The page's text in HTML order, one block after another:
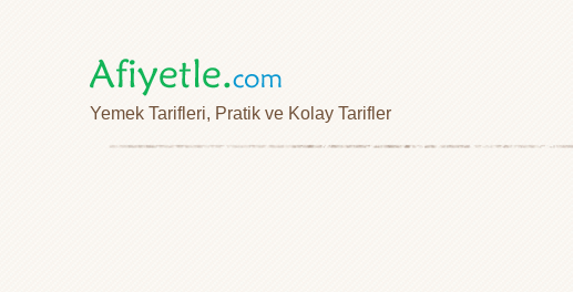
Yemek Tarifleri, Pratik ve Kolay Tarifler